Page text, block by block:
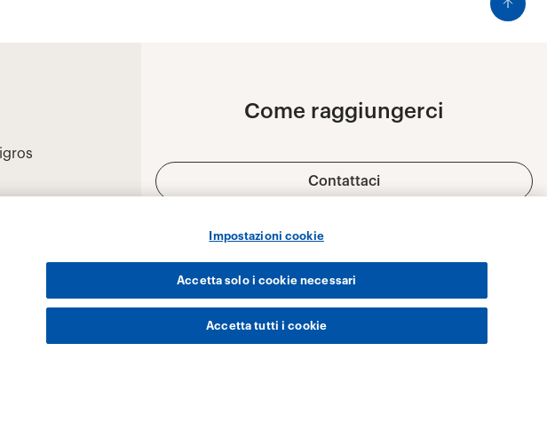
Impostazioni cookie
Accetta solo i cookie necessari
Accetta tutti i cookie